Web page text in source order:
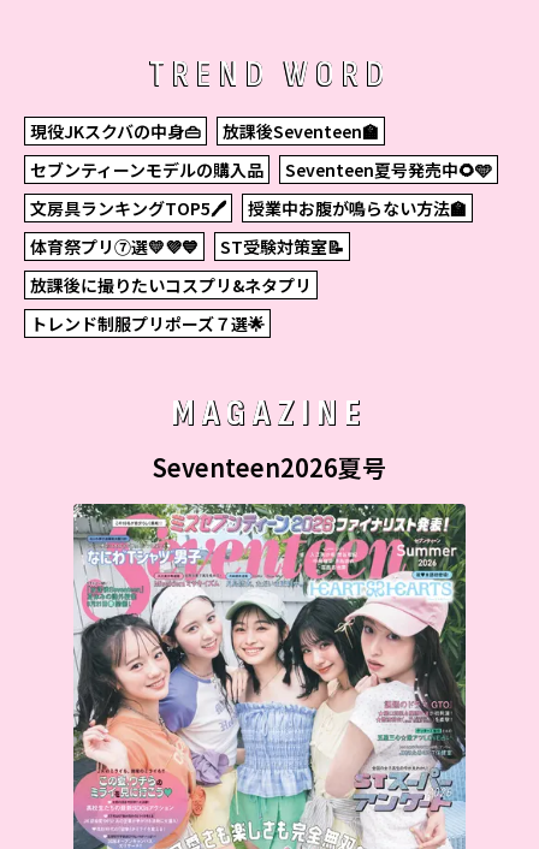
TREND WORD
現役JKスクバの中身👜
放課後Seventeen🏫
セブンティーンモデルの購入品
Seventeen夏号発売中🌻🩵
文房具ランキングTOP5🖊
授業中お腹が鳴らない方法🏫
体育祭プリ⑦選💛💜💙
ST受験対策室📝
放課後に撮りたいコスプリ&ネタプリ
トレンド制服プリポーズ７選🌟
MAGAZINE
Seventeen2026夏号